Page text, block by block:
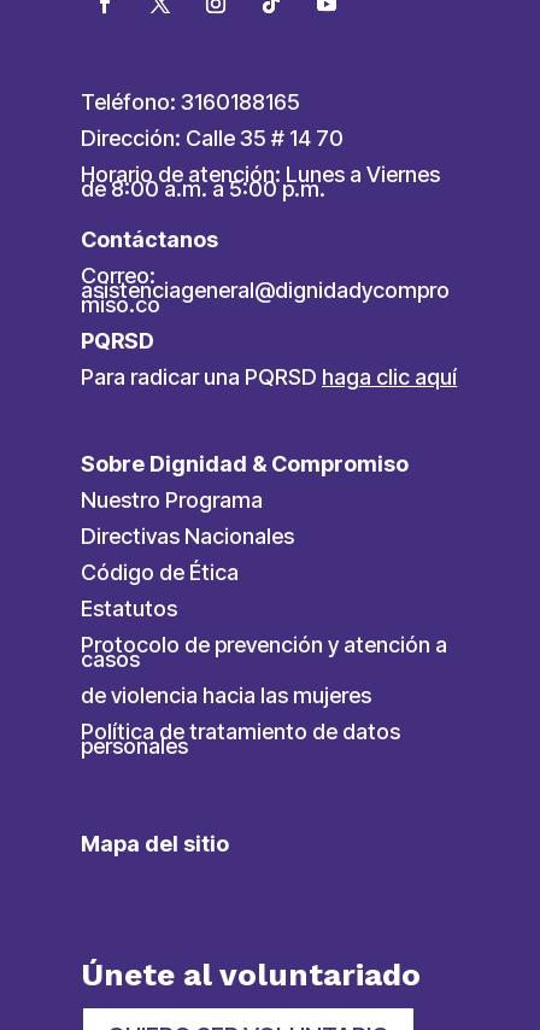
Teléfono: 3160188165
Dirección: Calle 35 # 14 70
Horario de atención: Lunes a Viernes
de 8:00 a.m. a 5:00 p.m.
Contáctanos
Correo:
asistenciageneral@dignidadycompro
miso.co
PQRSD
Para radicar una PQRSD haga clic aquí
Sobre Dignidad & Compromiso
Nuestro Programa
Directivas Nacionales
Código de Ética
Estatutos
Protocolo de prevención y atención a
casos
de violencia hacia las mujeres
Política de tratamiento de datos
personales
Mapa del sitio
Únete al voluntariado